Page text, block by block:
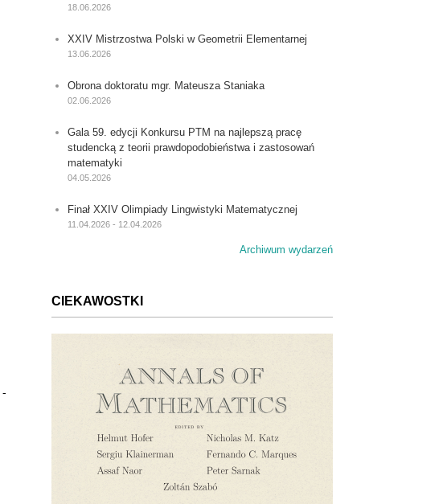
-
18.06.2026
XXIV Mistrzostwa Polski w Geometrii Elementarnej
13.06.2026
Obrona doktoratu mgr. Mateusza Staniaka
02.06.2026
Gala 59. edycji Konkursu PTM na najlepszą pracę
studencką z teorii prawdopodobieństwa i zastosowań
matematyki
04.05.2026
Finał XXIV Olimpiady Lingwistyki Matematycznej
11.04.2026 - 12.04.2026
Archiwum wydarzeń
CIEKAWOSTKI